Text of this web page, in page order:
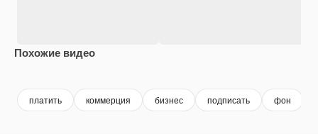
Похожие видео
платить коммерция бизнес подписать фон